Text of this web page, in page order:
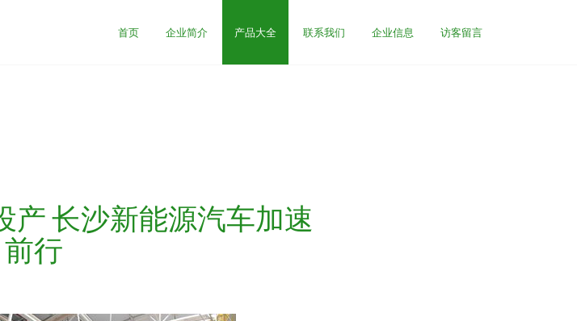
首页 企业简介 产品大全 联系我们 企业信息 访客留言
产 长沙新能源汽车加速
前行